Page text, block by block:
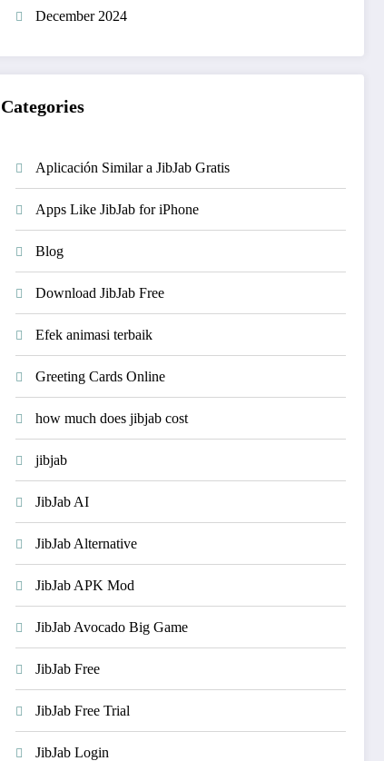
December 2024
Categories
Aplicación Similar a JibJab Gratis
Apps Like JibJab for iPhone
Blog
Download JibJab Free
Efek animasi terbaik
Greeting Cards Online
how much does jibjab cost
jibjab
JibJab AI
JibJab Alternative
JibJab APK Mod
JibJab Avocado Big Game
JibJab Free
JibJab Free Trial
JibJab Login